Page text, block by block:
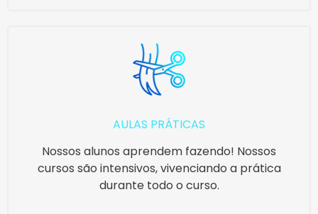
AULAS PRÁTICAS
Nossos alunos aprendem fazendo! Nossos
cursos são intensivos, vivenciando a prática
durante todo o curso.